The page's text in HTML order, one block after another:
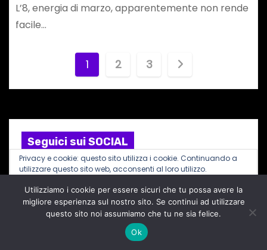
L’8, energia di marzo, apparentemente non rende
facile…
a
g
i
n
a
z
1 2 3
Seguici sui SOCIAL
F
a
c
e
b
I
n
s
t
a
g
X T
u
m
b
l
r
T
e
l
e
g
r
Utilizziamo i cookie per essere sicuri che tu possa avere la
migliore esperienza sul nostro sito. Se continui ad utilizzare
questo sito noi assumiamo che tu ne sia felice.
Ok
Privacy e cookie: questo sito utilizza i cookie. Continuando a
utilizzare questo sito web, acconsenti al loro utilizzo.
Per ulteriori informazioni, anche sul controllo dei cookie, leggi
qui:Informativa sui cookie